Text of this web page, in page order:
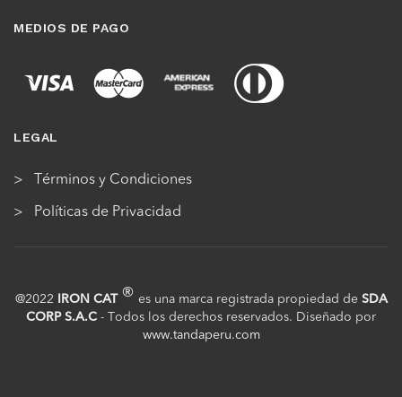
MEDIOS DE PAGO
LEGAL
Términos y Condiciones
Políticas de Privacidad
@2022 IRON CAT ® es una marca registrada propiedad de SDA
CORP S.A.C - Todos los derechos reservados. Diseñado por
www.tandaperu.com